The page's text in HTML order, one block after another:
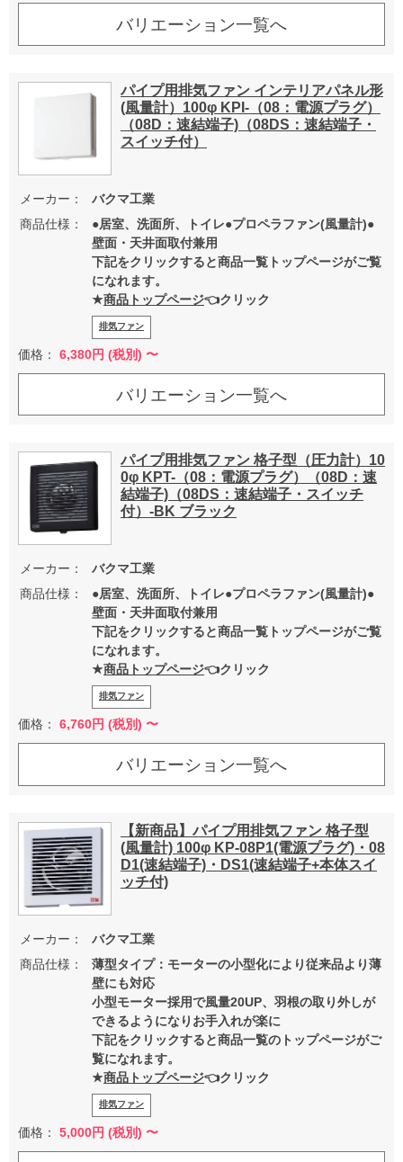
バリエーション一覧へ
パイプ用排気ファン インテリアパネル形
(風量計）100φ KPI-（08：電源プラグ）
（08D：速結端子)（08DS：速結端子・
スイッチ付）
メーカー：
バクマ工業
商品仕様：
●居室、洗面所、トイレ●プロペラファン(風量計)●
壁面・天井面取付兼用
下記をクリックすると商品一覧トップページがご覧
になれます。
★商品トップページ👈クリック
排気ファン
価格： 6,380円 (税別) 〜
バリエーション一覧へ
パイプ用排気ファン 格子型（圧力計）10
0φ KPT-（08：電源プラグ）（08D：速
結端子)（08DS：速結端子・スイッチ
付）-BK ブラック
メーカー：
バクマ工業
商品仕様：
●居室、洗面所、トイレ●プロペラファン(風量計)●
壁面・天井面取付兼用
下記をクリックすると商品一覧トップページがご覧
になれます。
★商品トップページ👈クリック
排気ファン
価格： 6,760円 (税別) 〜
バリエーション一覧へ
【新商品】パイプ用排気ファン 格子型
(風量計) 100φ KP-08P1(電源プラグ)・08
D1(速結端子)・DS1(速結端子+本体スイ
ッチ付)
メーカー：
バクマ工業
商品仕様：
薄型タイプ：モーターの小型化により従来品より薄
壁にも対応
小型モーター採用で風量20UP、羽根の取り外しが
できるようになりお手入れが楽に
下記をクリックすると商品一覧のトップページがご
覧になれます。
★商品トップページ👈クリック
排気ファン
価格： 5,000円 (税別) 〜